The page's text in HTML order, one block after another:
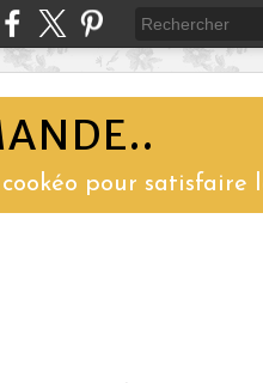
pour satisfaire